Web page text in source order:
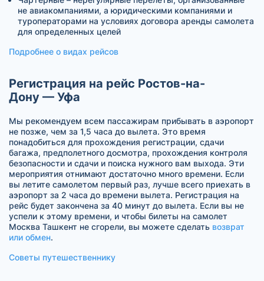
не авиакомпаниями, а юридическими компаниями и
туроператорами на условиях договора аренды самолета
для определенных целей
Подробнее о видах рейсов
Регистрация на рейс Ростов-на-
Дону — Уфа
Мы рекомендуем всем пассажирам прибывать в аэропорт
не позже, чем за 1,5 часа до вылета. Это время
понадобиться для прохождения регистрации, сдачи
багажа, предполетного досмотра, прохождения контроля
безопасности и сдачи и поиска нужного вам выхода. Эти
мероприятия отнимают достаточно много времени. Если
вы летите самолетом первый раз, лучше всего приехать в
аэропорт за 2 часа до времени вылета. Регистрация на
рейс будет закончена за 40 минут до вылета. Если вы не
успели к этому времени, и чтобы билеты на самолет
Москва Ташкент не сгорели, вы можете сделать возврат
или обмен.
Советы путешественнику